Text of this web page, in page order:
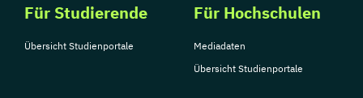
Für Studierende
Übersicht Studienportale
Für Hochschulen
Mediadaten
Übersicht Studienportale